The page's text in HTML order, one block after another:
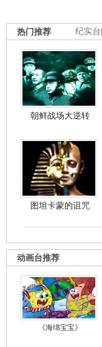
纪实台
热门推荐
朝鲜战场大逆转
图坦卡蒙的诅咒
动画台推荐
《海绵宝宝》